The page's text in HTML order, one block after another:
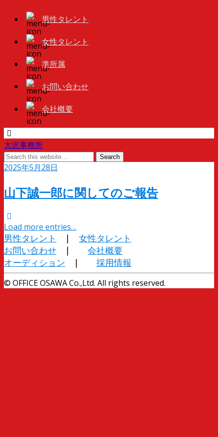
男性タレント
女性タレント
準所属
お問い合わせ
会社概要
大沢事務所
2025年5月28日
山下誠一郎に関してのご報告
Load more entries…
男性タレント | 女性タレント
お問い合わせ | 会社概要
オーディション | 採用情報
© OFFICE OSAWA Co.,Ltd. All rights reserved.